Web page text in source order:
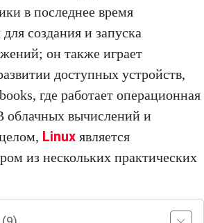
в последнее время
создания и запуска
он также играет
доступных устройств,
где работает операционная
облачных вычислений и
Linux является
из нескольких практических